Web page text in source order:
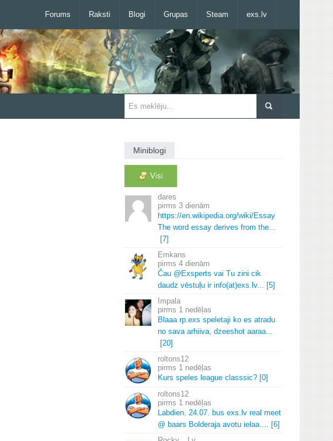
Forums Raksti Blogi Grupas Steam exs.lv
Miniblogi
Visi
dares
3 dienām
https://en.wikipedia.org/wiki/Essay
The word essay derives from the...
[7]
Emkans
4 dienām
Čau @Exsperts vai Tu zini cik
daudz vēstuļu ir info(at)exs. lv... [5]
Impala
1 nedēļas
Blaaa rp.exs speletaji ko es atradu
no sava arhiiva, dzeeshot aaraa...
[20]
roltons12
1 nedēļas
Kurs speles league classsic? [0]
roltons12
1 nedēļas
Labdien. 24.07. bus exs. lv real meet
@ baars Bolderaja avotu ielaa.... [6]